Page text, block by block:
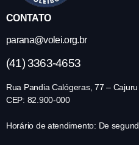
CONTATO
parana@volei.org.br
(41) 3363-4653
Rua Pandia Calógeras, 77 –
CEP: 82.900-000
Horário de atendimento: De